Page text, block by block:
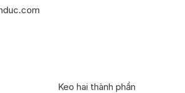
Keo hai thành phần